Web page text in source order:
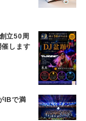
立50周
します
IBで満